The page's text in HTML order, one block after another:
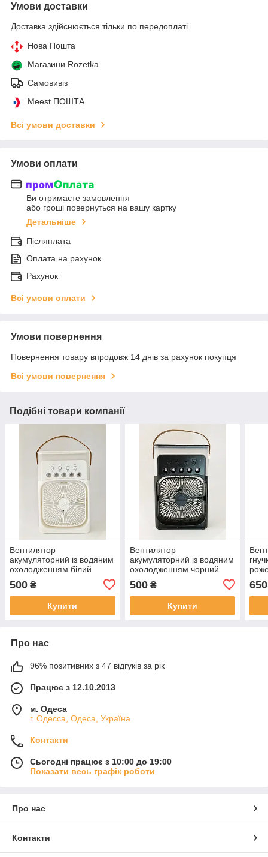
Умови доставки
Доставка здійснюється тільки по передоплаті.
Нова Пошта
Магазини Rozetka
Самовивіз
Meest ПОШТА
Всі умови доставки
Умови оплати
Ви отримаєте замовлення
або гроші повернуться на вашу картку
Детальніше
Післяплата
Оплата на рахунок
Рахунок
Всі умови оплати
Умови повернення
Повернення товару впродовж 14 днів за рахунок покупця
Всі умови повернення
Подібні товари компанії
Вентилятор
акумуляторний із водяним
охолодженням білий
500 ₴
Купити
Вентилятор
акумуляторний із водяним
охолодженням чорний
500₴
Купити
650
Про нас
96% позитивних з 47 відгуків за рік
Працює з 12.10.2013
м. Одеса
г. Одесса, Одеса, Україна
Контакти
Сьогодні працює з 10:00 до 19:00
Показати весь графік роботи
Про нас
Контакти